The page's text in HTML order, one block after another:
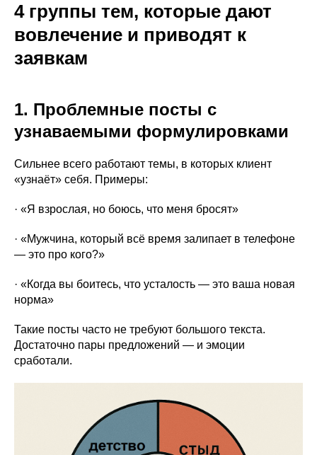
4 группы тем, которые дают
вовлечение и приводят к
заявкам
1. Проблемные посты с
узнаваемыми формулировками
Сильнее всего работают темы, в которых клиент
«узнаёт» себя. Примеры:
· «Я взрослая, но боюсь, что меня бросят»
· «Мужчина, который всё время залипает в телефоне
— это про кого?»
· «Когда вы боитесь, что усталость — это ваша новая
норма»
Такие посты часто не требуют большого текста.
Достаточно пары предложений — и эмоции
сработали.